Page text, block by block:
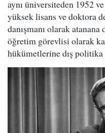
aynı üniversiteden 1952
yüksek lisans ve doktora
danışmanı olarak
öğretim görevlisi olarak
hükümetlerine dış politika